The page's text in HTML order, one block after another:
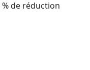
% de réduction